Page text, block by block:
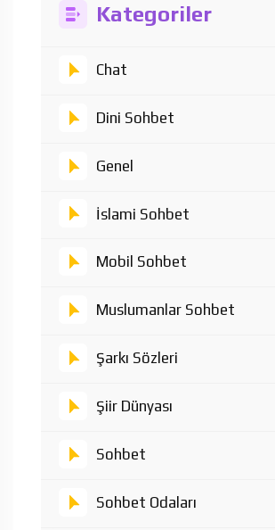
Kategoriler
Chat
Dini Sohbet
Genel
İslami Sohbet
Mobil Sohbet
Muslumanlar Sohbet
Şarkı Sözleri
Şiir Dünyası
Sohbet
Sohbet Odaları